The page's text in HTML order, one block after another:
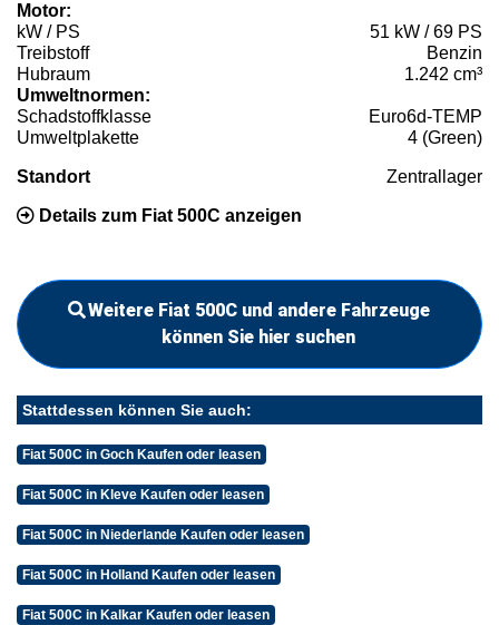
Motor:
kW / PS
51 kW / 69 PS
Treibstoff
Benzin
Hubraum
1.242 cm³
Umweltnormen:
Schadstoffklasse
Euro6d-TEMP
Umweltplakette
4 (Green)
Standort Zentrallager
Details zum Fiat 500C anzeigen
Weitere Fiat 500C und andere Fahrzeuge
können Sie hier suchen
Stattdessen können Sie auch:
Fiat 500C in Goch Kaufen oder leasen
Fiat 500C in Kleve Kaufen oder leasen
Fiat 500C in Niederlande Kaufen oder leasen
Fiat 500C in Holland Kaufen oder leasen
Fiat 500C in Kalkar Kaufen oder leasen